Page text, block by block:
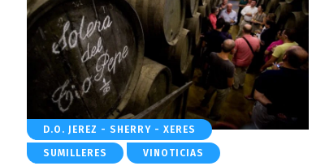
D.O. JEREZ - SHERRY - XERES
SUMILLERES VINOTICIAS